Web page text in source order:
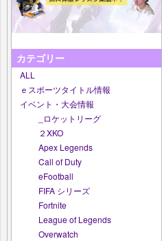
カテゴリー
ALL
ｅスポーツタイトル情報
イベント・大会情報
_ロケットリーグ
２XKO
Apex Legends
Call of Duty
eFootball
FIFA シリーズ
Fortnite
League of Legends
Overwatch